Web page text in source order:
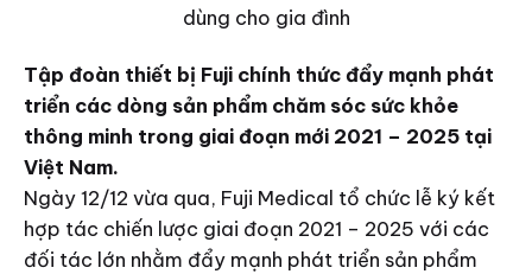
dùng cho gia đình
Tập đoàn thiết bị Fuji chính thức đẩy mạnh phát
triển các dòng sản phẩm chăm sóc sức khỏe
thông minh trong giai đoạn mới 2021 – 2025 tại
Việt Nam.
Ngày 12/12 vừa qua, Fuji Medical tổ chức lễ ký kết
hợp tác chiến lược giai đoạn 2021 – 2025 với các
đối tác lớn nhằm đẩy mạnh phát triển sản phẩm